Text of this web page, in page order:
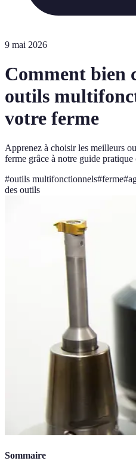
9 mai 2026
Comment bien
outils
votre ferme
Apprenez à choisir les meilleurs
ferme grâce à notre guide pratique
#outils multifonctionnels#ferme#
des outils
Sommaire